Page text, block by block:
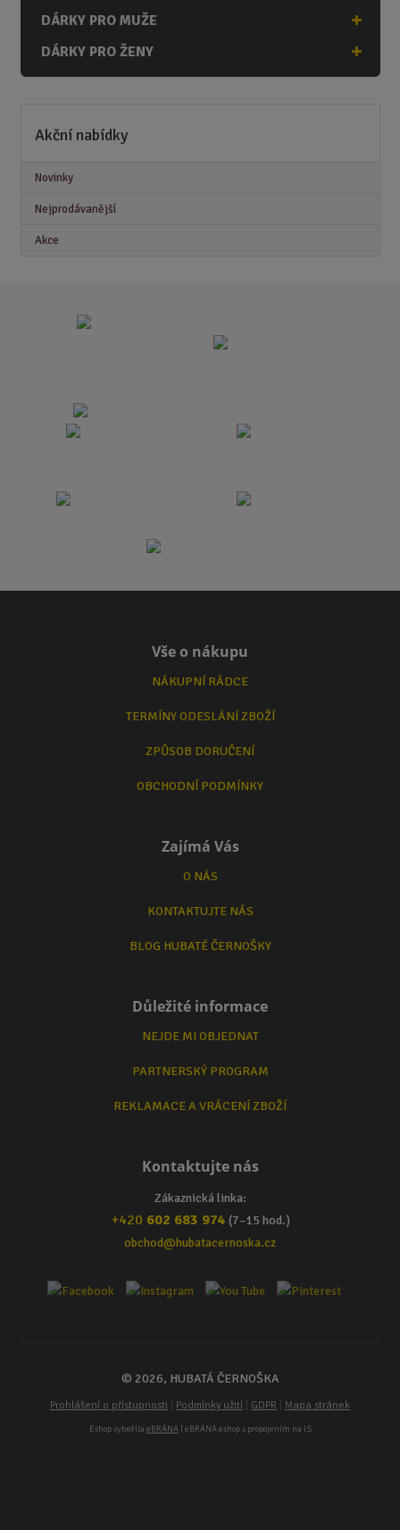
DÁRKY PRO MUŽE
DÁRKY PRO ŽENY
Akční nabídky
Novinky
Nejprodávanější
Akce
Vše o nákupu
NÁKUPNÍ RÁDCE
TERMÍNY ODESLÁNÍ ZBOŽÍ
ZPŮSOB DORUČENÍ
OBCHODNÍ PODMÍNKY
Zajímá Vás
O NÁS
KONTAKTUJTE NÁS
BLOG HUBATÉ ČERNOŠKY
Důležité informace
NEJDE MI OBJEDNAT
PARTNERSKÝ PROGRAM
REKLAMACE A VRÁCENÍ ZBOŽÍ
Kontaktujte nás
Zákaznická linka:
+420 602 683 974 (7–15 hod.)
obchod@hubatacernoska.cz
© 2026, HUBATÁ ČERNOŠKA
Prohlášení o přístupnosti Podmínky užití GDPR Mapa stránek
Eshop vytvořila eBRÁNA| eBRÁNA eshop s propojením na IS